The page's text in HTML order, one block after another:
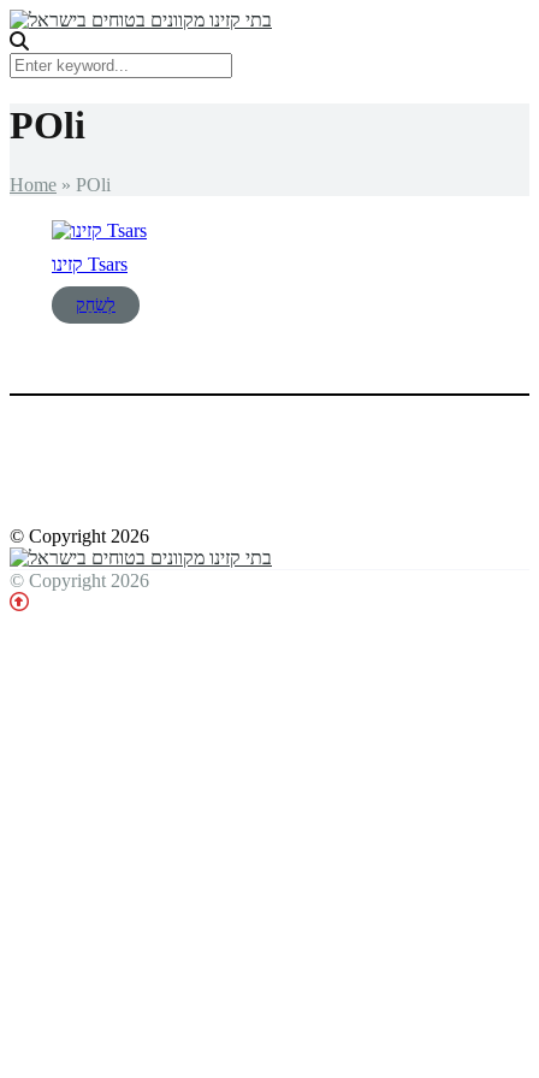
POli
Home » POli
קזינו Tsars
לְשַׂחֵק
© Copyright 2026
© Copyright 2026